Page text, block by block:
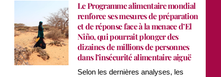
Le Programme alimentaire mondial
renforce ses mesures de préparation
et de réponse face à la menace d’El
Niño, qui pourrait plonger des
dizaines de millions de personnes
dans l’insécurité alimentaire aiguë
Selon les dernières analyses, les